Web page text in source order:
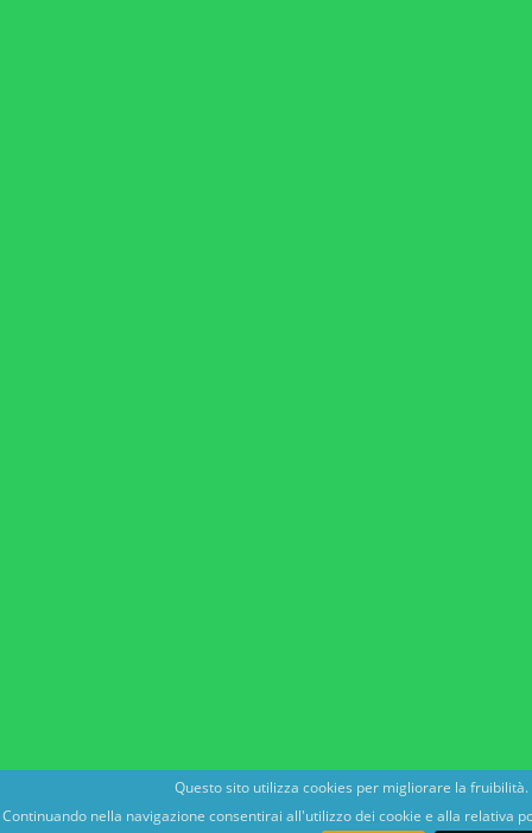
Questo sito utilizza cookies per migliorare la fruibilità.
Continuando nella navigazione consentirai all'utilizzo dei cookie e alla relativa